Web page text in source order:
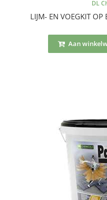
DL
LIJM- EN VOEGKIT OP
Aan